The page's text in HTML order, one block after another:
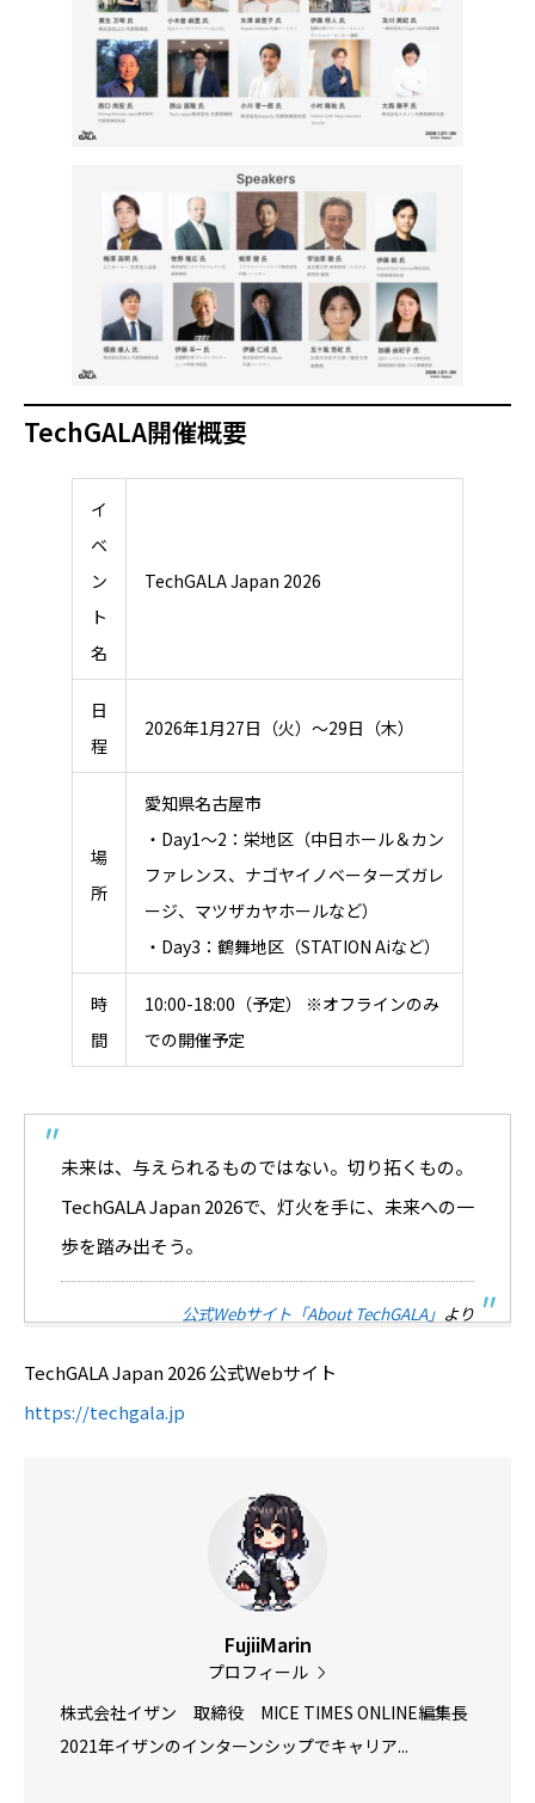
TechGALA開催概要
イ
ベ
ン
ト
名
TechGALA Japan 2026
日
程
2026年1月27日（火）～29日（木）
場
所
愛知県名古屋市
・Day1～2：栄地区（中日ホール＆カン
ファレンス、ナゴヤイノベーターズガレ
ージ、マツザカヤホールなど）
・Day3：鶴舞地区（STATION Aiなど）
時
間
10:00-18:00（予定） ※オフラインのみ
での開催予定
未来は、与えられるものではない。切り拓くもの。
TechGALA Japan 2026で、灯火を手に、未来への一
歩を踏み出そう。
公式Webサイト「About TechGALA」 より
TechGALA Japan 2026 公式Webサイト
https://techgala.jp
FujiiMarin
プロフィール
株式会社イザン 取締役 MICE TIMES ONLINE編集長
2021年イザンのインターンシップでキャリア...